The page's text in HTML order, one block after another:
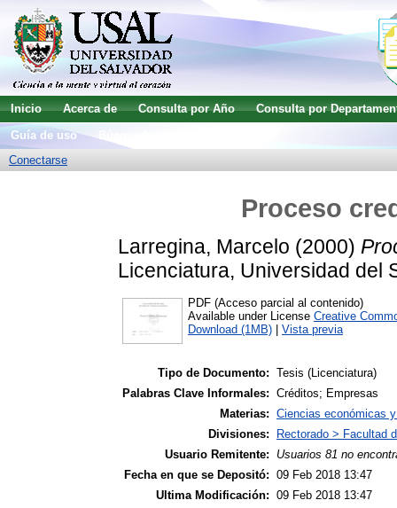
Inicio Acerca de Consulta por Año
Consulta por
Guía de uso
Conectarse
Proceso
Larregina, Marcelo (2000)
Licenciatura, Universidad del
PDF (Acceso parcial al contenido)
Available under License Creative
Download (1MB)
Vista previa
Tipo de Documento: Tesis (Licenciatura)
Palabras Clave Informales: Créditos; Empresas
Materias: Ciencias económicas
Divisiones:
Rectorado > Facultad
Usuario Remitente:
Usuarios 81 no
Fecha en que se Depositó: 09 Feb 2018 13:47
Ultima Modificación: 09 Feb 2018 13:47